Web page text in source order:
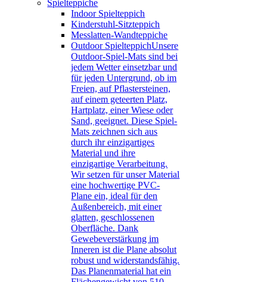
Spielteppiche
Indoor Spielteppich
Kinderstuhl-Sitzteppich
Messlatten-Wandteppiche
Outdoor SpielteppichUnsere
Outdoor-Spiel-Mats sind bei
jedem Wetter einsetzbar und
für jeden Untergrund, ob im
Freien, auf Pflastersteinen,
auf einem geteerten Platz,
Hartplatz, einer Wiese oder
Sand, geeignet. Diese Spiel-
Mats zeichnen sich aus
durch ihr einzigartiges
Material und ihre
einzigartige Verarbeitung.
Wir setzen für unser Material
eine hochwertige PVC-
Plane ein, ideal für den
Außenbereich, mit einer
glatten, geschlossenen
Oberfläche. Dank
Gewebeverstärkung im
Inneren ist die Plane absolut
robust und widerstandsfähig.
Das Planenmaterial hat ein